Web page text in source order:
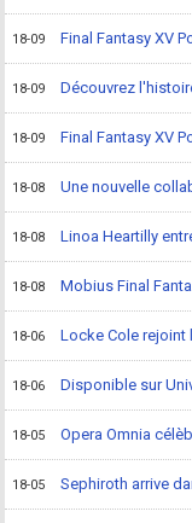
18-09 Final Fantasy XV
18-09 Découvrez
18-09 Final Fantasy XV
18-08 Une nouvelle
18-08 Linoa Heartilly
18-08 Mobius Final
18-06 Locke Cole rejoint
18-06 Disponible sur
18-05 Opera Omnia
18-05 Sephiroth arrive